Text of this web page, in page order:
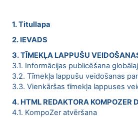
1. Titullapa
2. IEVADS
3. TĪMEKĻA LAPPUŠU
3.1. Informācijas publicēšana
3.2. Tīmekļa lappušu veidošanas
3.3. Vienkāršas tīmekļa lappuses
4. HTML REDAKTORA KOMPOZER
4.1. KompoZer atvēršana